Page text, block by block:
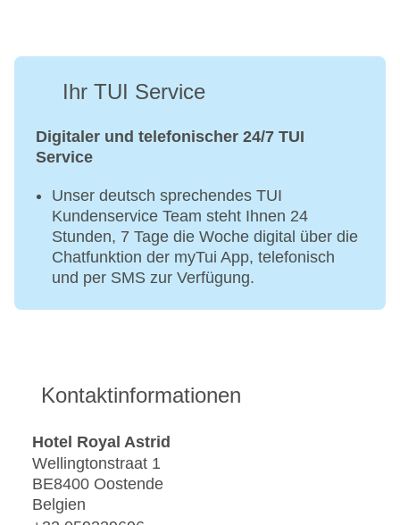
Ihr TUI Service
Digitaler und telefonischer 24/7 TUI
Service
Unser deutsch sprechendes TUI
Kundenservice Team steht Ihnen 24
Stunden, 7 Tage die Woche digital über die
Chatfunktion der myTui App, telefonisch
und per SMS zur Verfügung.
Kontaktinformationen
Hotel Royal Astrid
Wellingtonstraat 1
BE8400 Oostende
Belgien